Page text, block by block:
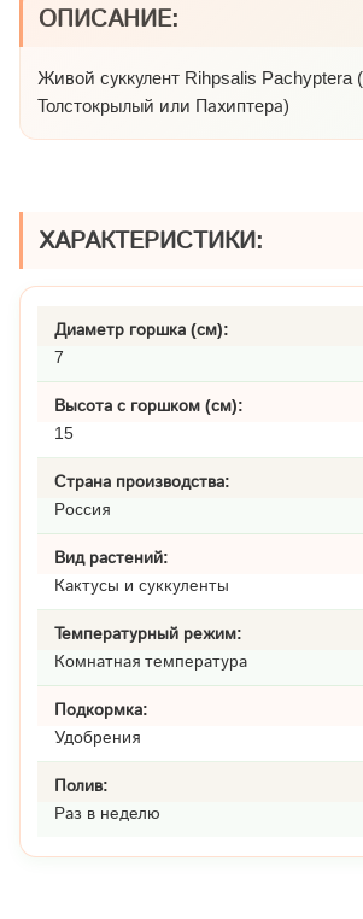
ОПИСАНИЕ:
Живой суккулент Rihpsalis Pachyptera
Толстокрылый или Пахиптера)
ХАРАКТЕРИСТИКИ:
Диаметр горшка (см):
7
Высота с горшком (см):
15
Страна производства:
Россия
Вид растений:
Кактусы и суккуленты
Температурный режим:
Комнатная температура
Подкормка:
Удобрения
Полив:
Раз в неделю